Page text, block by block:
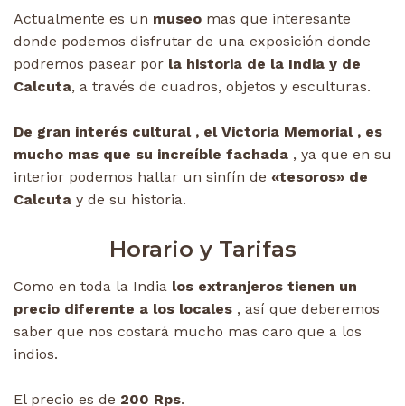
Actualmente es un museo mas que interesante
donde podemos disfrutar de una exposición donde
podremos pasear por la historia de la India y de
Calcuta, a través de cuadros, objetos y esculturas.
De gran interés cultural , el Victoria Memorial , es
mucho mas que su increíble fachada , ya que en su
interior podemos hallar un sinfín de «tesoros» de
Calcuta y de su historia.
Horario y Tarifas
Como en toda la India los extranjeros tienen un
precio diferente a los locales , así que deberemos
saber que nos costará mucho mas caro que a los
indios.
El precio es de 200 Rps.